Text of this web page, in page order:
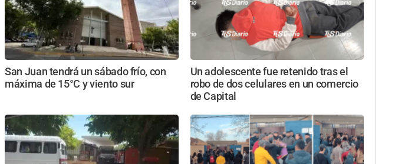
San Juan tendrá un sábado frío, con
máxima de 15°C y viento sur
Un adolescente fue retenido tras el
robo de dos celulares en un comercio
de Capital